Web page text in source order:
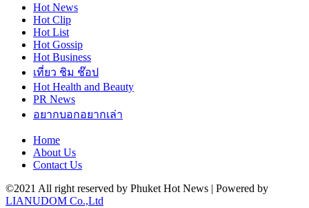
Hot News
Hot Clip
Hot List
Hot Gossip
Hot Business
เที่ยว ชิม ช๊อป
Hot Health and Beauty
PR News
อยากบอกอยากเล่า
Home
About Us
Contact Us
©2021 All right reserved by Phuket Hot News | Powered by
LIANUDOM Co.,Ltd